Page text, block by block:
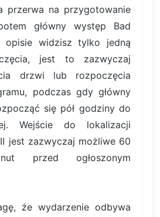
przerwa na przygotowanie
główny występ Bad
opisie widzisz tylko jedną
jest to zazwyczaj
drzwi lub rozpoczęcia
podczas gdy główny
się pół godziny do
Wejście do lokalizacji
jest zazwyczaj możliwe 60
przed ogłoszonym
że wydarzenie odbywa